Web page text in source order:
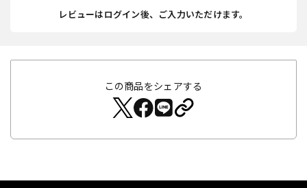
レビューはログイン後、ご入力いただけます。
この商品をシェアする